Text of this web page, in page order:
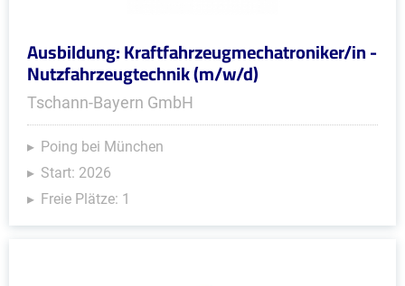
Ausbildung: Kraftfahrzeugmechatroniker/in -
Nutzfahrzeugtechnik (m/w/d)
Tschann-Bayern GmbH
Poing bei München
Start: 2026
Freie Plätze: 1